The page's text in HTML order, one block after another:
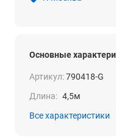
Основные
Артикул:790418-G
Длина: 4,5м
Все характеристики